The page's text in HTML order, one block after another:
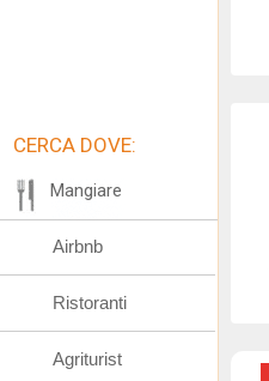
CERCA DOVE:
Mangiare
Airbnb
Ristoranti
Agriturist